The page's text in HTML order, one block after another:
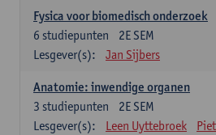
Fysica voor biomedisch onderzoek
2E SEM
6 studiepunten
Lesgever(s):
Jan Sijbers
Anatomie: inwendige organen
2E SEM
3 studiepunten
Lesgever(s):
Leen Uyttebroek